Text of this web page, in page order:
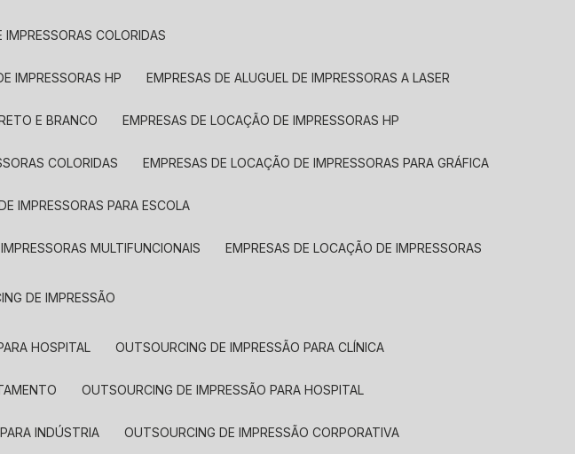
IMPRESSORAS COLORIDAS
IMPRESSORAS HP EMPRESAS DE ALUGUEL DE IMPRESSORAS A LASER
E BRANCO EMPRESAS DE LOCAÇÃO DE IMPRESSORAS HP
COLORIDAS EMPRESAS DE LOCAÇÃO DE IMPRESSORAS PARA GRÁFICA
IMPRESSORAS PARA ESCOLA
MULTIFUNCIONAIS EMPRESAS DE LOCAÇÃO DE IMPRESSORAS
DE IMPRESSÃO
HOSPITAL OUTSOURCING DE IMPRESSÃO PARA CLÍNICA
OUTSOURCING DE IMPRESSÃO PARA HOSPITAL
INDÚSTRIA OUTSOURCING DE IMPRESSÃO CORPORATIVA